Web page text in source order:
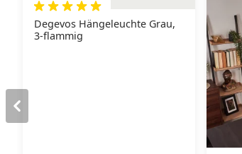
Degevos Hängeleuchte Grau,
3-flammig